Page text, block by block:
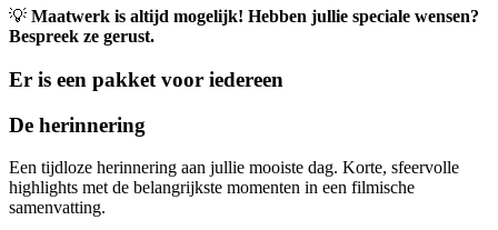
💡 Maatwerk is altijd mogelijk! Hebben jullie speciale wensen?
Bespreek ze gerust.
Er is een pakket voor iedereen
De herinnering
Een tijdloze herinnering aan jullie mooiste dag. Korte, sfeervolle
highlights met de belangrijkste momenten in een filmische
samenvatting.